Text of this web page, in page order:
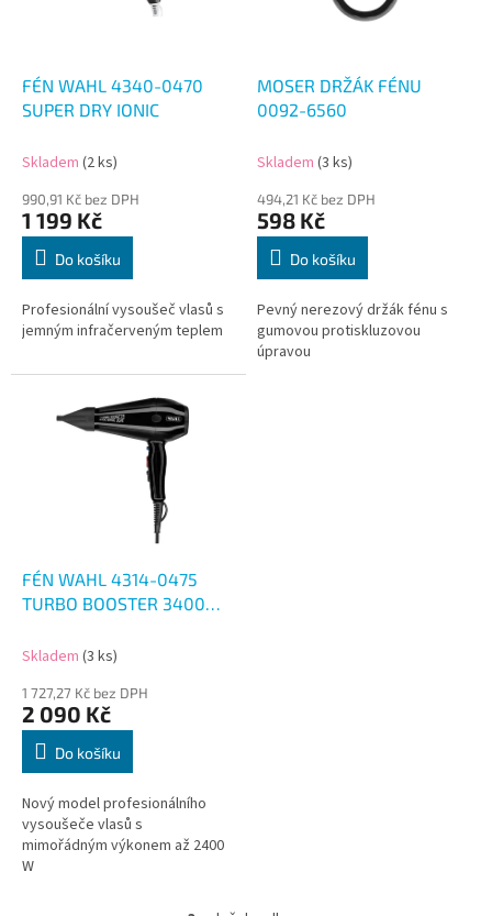
FÉN WAHL 4340-0470
SUPER DRY IONIC
Skladem (2 ks)
990,91 Kč bez DPH
1 199 Kč
Do košíku
Profesionální vysoušeč vlasů s
jemným infračerveným teplem
MOSER DRŽÁK FÉNU
0092-6560
Skladem (3 ks)
494,21 Kč bez DPH
598 Kč
Do košíku
Pevný nerezový držák fénu s
gumovou protiskluzovou
úpravou
FÉN WAHL 4314-0475
TURBO BOOSTER 3400
Skladem (3 ks)
1 727,27 Kč bez DPH
2 090 Kč
Do košíku
Nový model profesionálního
vysoušeče vlasů s
mimořádným výkonem až 2400
W